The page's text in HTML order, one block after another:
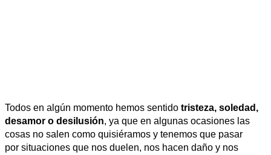
Todos en algún momento hemos sentido tristeza, soledad,
desamor o desilusión, ya que en algunas ocasiones las
cosas no salen como quisiéramos y tenemos que pasar
por situaciones que nos duelen, nos hacen daño y nos